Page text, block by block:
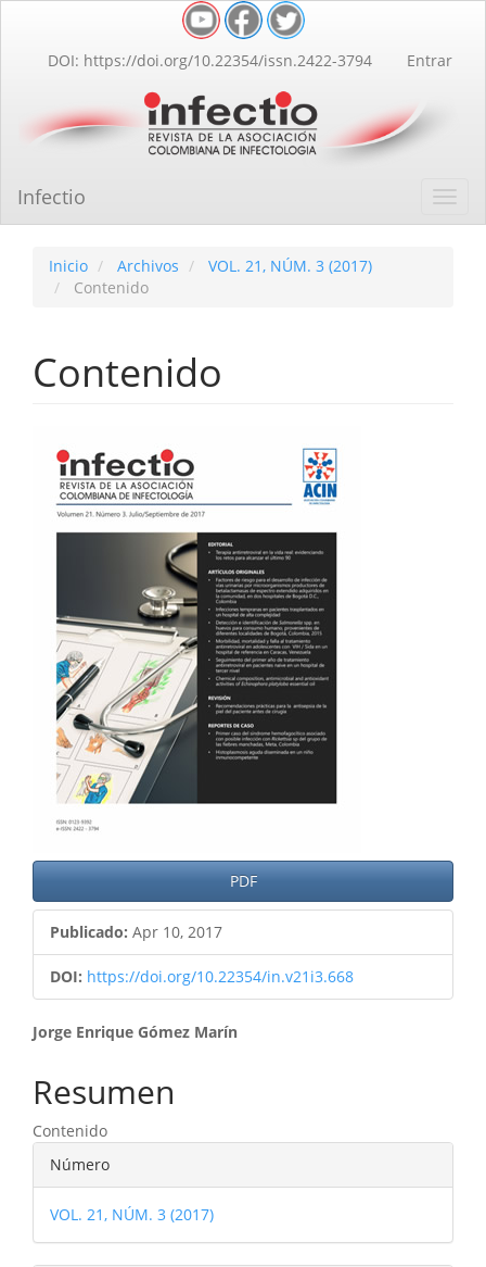
Contenido
principal
lateral
DOI: https://doi.org/10.22354/issn.2422-3794 Entrar
Infectio
Inicio Archivos
VOL. 21, NÚM. 3 (2017)
Contenido
Contenido
Barra
lateral
del
PDF
Publicado: Apr 10, 2017
DOI: https://doi.org/10.22354/in.v21i3.668
Contenido
principal
del
artículo
Jorge Enrique Gómez Marín
Resumen
Contenido
Detalles
del
artículo
Número
VOL. 21, NÚM. 3 (2017)